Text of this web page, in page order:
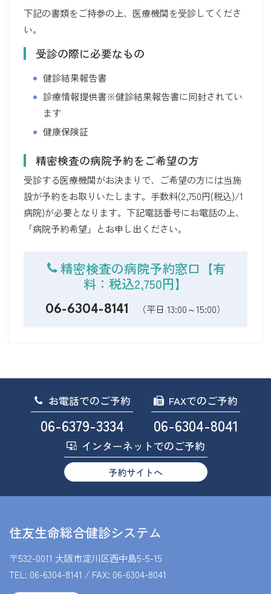
下記の書類をご持参の上、医療機関を受診してくださ
い。
受診の際に必要なもの
健診結果報告書
診療情報提供書※健診結果報告書に同封されてい
ます
健康保険証
精密検査の病院予約をご希望の方
受診する医療機関がお決まりで、ご希望の方には当施
設が予約をお取りいたします。手数料(2,750円(税込)/1
病院)が必要となります。下記電話番号にお電話の上、
「病院予約希望」とお申し出ください。
精密検査の病院予約窓口【有
料：税込2,750円】
06-6304-8141 （平日 13:00～15:00）
お電話でのご予約
06-6379-3334
FAXでのご予約
06-6304-8041
インターネットでのご予約
予約サイトへ
住友生命総合健診システム
〒532-0011 大阪市淀川区西中島5-5-15
TEL: 06-6304-8141 / FAX: 06-6304-8041